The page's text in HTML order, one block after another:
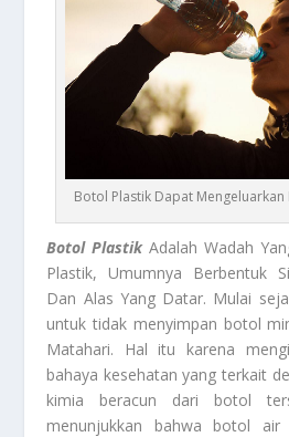
Botol Plastik Dapat Mengeluarkan
Botol PlastikAdalah Wadah
Plastik, Umumnya Berbentuk
Dan Alas Yang Datar. Mulai
untuk tidak menyimpan botol
Matahari. Hal itu karena
bahaya kesehatan yang terkait
kimia beracun dari botol
menunjukkan bahwa botol